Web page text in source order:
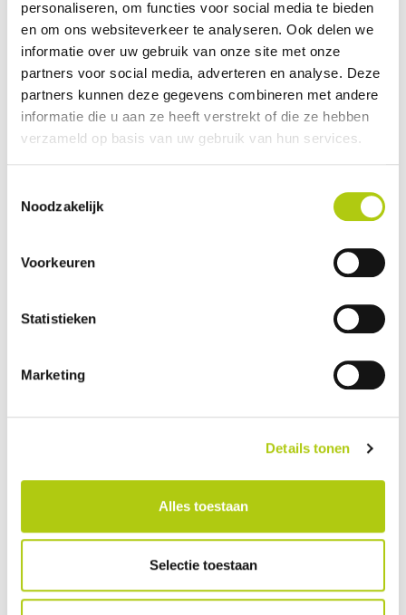
personaliseren, om functies voor social media te bieden
en om ons websiteverkeer te analyseren. Ook delen we
informatie over uw gebruik van onze site met onze
partners voor social media, adverteren en analyse. Deze
partners kunnen deze gegevens combineren met andere
informatie die u aan ze heeft verstrekt of die ze hebben
verzameld op basis van uw gebruik van hun services.
Noodzakelijk
Voorkeuren
Statistieken
Marketing
Details tonen
Alles toestaan
Selectie toestaan
aussi bien sur dessentiers urbainsque sur desroutes non pavées
et dessentiers de VTT. Leguidon réglablerend leENGWE M20
adapté auxcyclistes de différentes tailles , ce qui contribue à la
polyvalencedu vélo.
note moyenne
Mooie
Conception
10